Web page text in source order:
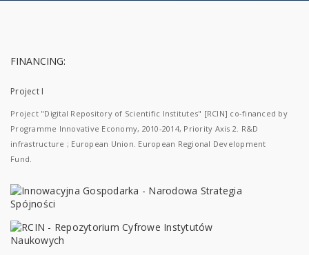
FINANCING:
Project I
Project "Digital Repository of Scientific Institutes" [RCIN] co-financed by
Programme Innovative Economy, 2010-2014, Priority Axis 2. R&D
infrastructure ; European Union. European Regional Development
Fund.